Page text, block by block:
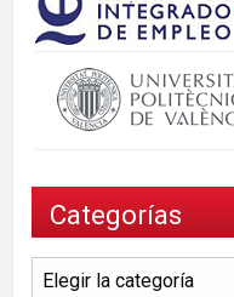
Categorías
Categorías